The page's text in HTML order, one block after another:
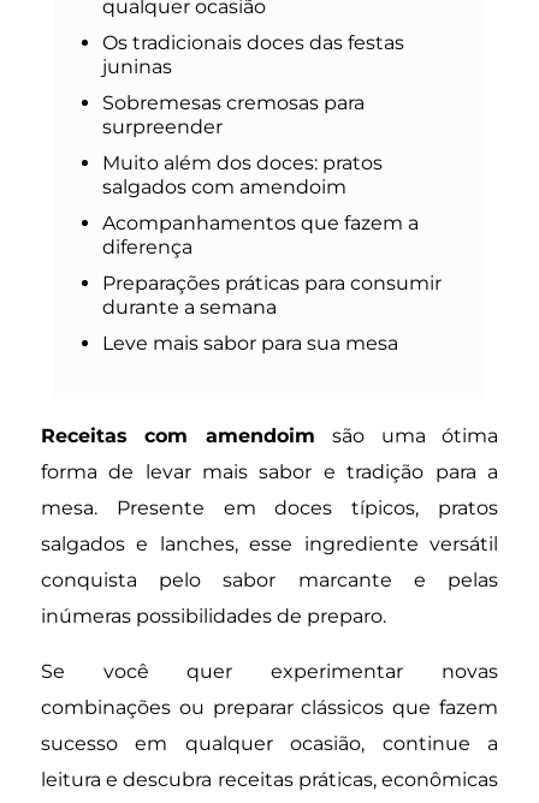
qualquer ocasião
Os tradicionais doces das festas
juninas
Sobremesas cremosas para
surpreender
Muito além dos doces: pratos
salgados com amendoim
Acompanhamentos que fazem a
diferença
Preparações práticas para consumir
durante a semana
Leve mais sabor para sua mesa
Receitas com amendoim são uma ótima
forma de levar mais sabor e tradição para a
mesa. Presente em doces típicos, pratos
salgados e lanches, esse ingrediente versátil
conquista pelo sabor marcante e pelas
inúmeras possibilidades de preparo.
Se você quer experimentar novas
combinações ou preparar clássicos que fazem
sucesso em qualquer ocasião, continue a
leitura e descubra receitas práticas, econômicas